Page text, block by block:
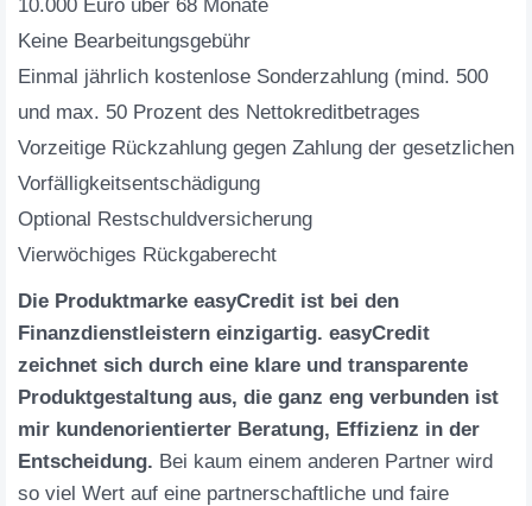
10.000 Euro über 68 Monate
Keine Bearbeitungsgebühr
Einmal jährlich kostenlose Sonderzahlung (mind. 500
und max. 50 Prozent des Nettokreditbetrages
Vorzeitige Rückzahlung gegen Zahlung der gesetzlichen
Vorfälligkeitsentschädigung
Optional Restschuldversicherung
Vierwöchiges Rückgaberecht
Die Produktmarke easyCredit ist bei den
Finanzdienstleistern einzigartig. easyCredit
zeichnet sich durch eine klare und transparente
Produktgestaltung aus, die ganz eng verbunden ist
mir kundenorientierter Beratung, Effizienz in der
Entscheidung. Bei kaum einem anderen Partner wird
so viel Wert auf eine partnerschaftliche und faire